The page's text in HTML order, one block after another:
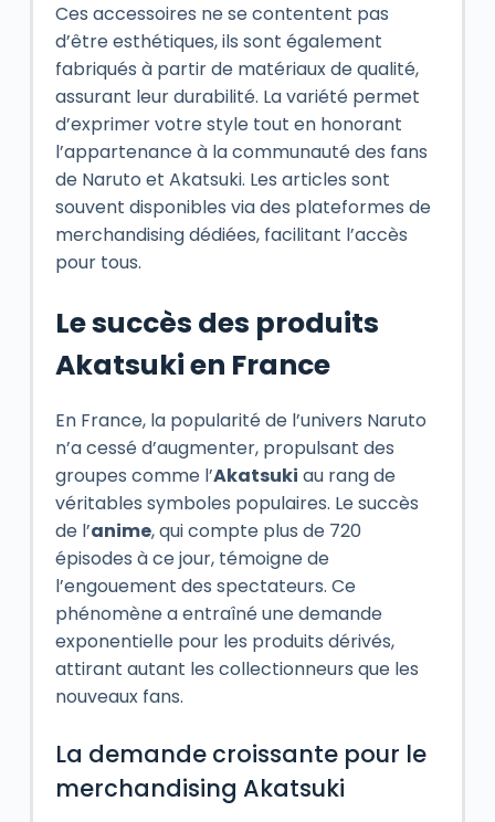
Ces accessoires ne se contentent pas
d’être esthétiques, ils sont également
fabriqués à partir de matériaux de qualité,
assurant leur durabilité. La variété permet
d’exprimer votre style tout en honorant
l’appartenance à la communauté des fans
de Naruto et Akatsuki. Les articles sont
souvent disponibles via des plateformes de
merchandising dédiées, facilitant l’accès
pour tous.
Le succès des produits
Akatsuki en France
En France, la popularité de l’univers Naruto
n’a cessé d’augmenter, propulsant des
groupes comme l’Akatsuki au rang de
véritables symboles populaires. Le succès
de l’anime, qui compte plus de 720
épisodes à ce jour, témoigne de
l’engouement des spectateurs. Ce
phénomène a entraîné une demande
exponentielle pour les produits dérivés,
attirant autant les collectionneurs que les
nouveaux fans.
La demande croissante pour le
merchandising Akatsuki